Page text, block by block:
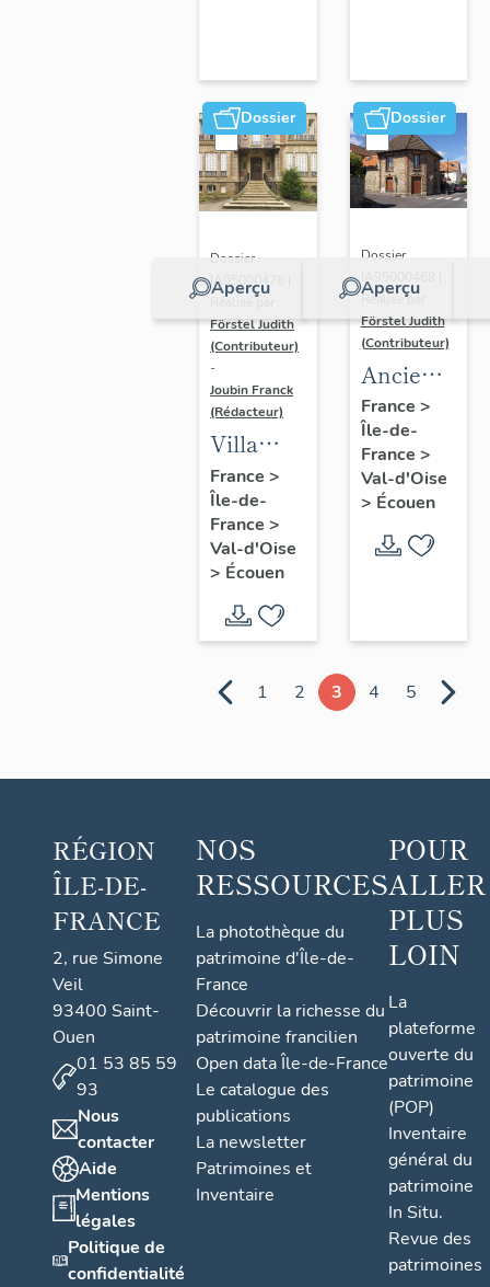
de
peintre
Dossier
Aperçu
Dossier
IA95000476 |
Réalisé par
Förstel Judith
(Contributeur)
-
Joubin Franck
(Rédacteur)
Villa
"Gabrielle",
aujourd'hui
école
Sainte-
Thérèse
France >
Île-de-
France >
Val-d'Oise
> Écouen
Dossier
Aperçu
Dossier
Réalisé par
Förstel Judith
(Contributeur)
Ancienne
ferme, 31
rue de la
Grande
Fontaine
France >
Île-de-
France >
Val-d'Oise
> Écouen
1 2 3 4 5
RÉGION
ÎLE-DE-
FRANCE
2, rue Simone
Veil
93400 Saint-
Ouen
01 53 85 59
93
Nous
contacter
Aide
Mentions
légales
Politique de
confidentialité
NOS
RESSOURCES
La photothèque du
patrimoine d'Île-de-
France
Découvrir la richesse du
patrimoine francilien
Open data Île-de-France
Le catalogue des
publications
La newsletter
Patrimoines et
Inventaire
POUR
ALLER
PLUS
LOIN
La
plateforme
ouverte du
patrimoine
(POP)
Inventaire
général du
patrimoine
In Situ.
Revue des
patrimoines